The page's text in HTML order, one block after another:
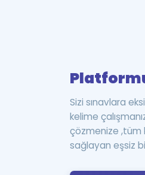
Sizi sınavlara
kelime
çözmenize ,tüm
sağlayan eşsiz